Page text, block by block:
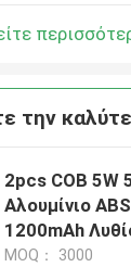
την
2pcs COB 5W
Αλουμίνιο
1200mAh
31 * 180mm
MOQ： 3000